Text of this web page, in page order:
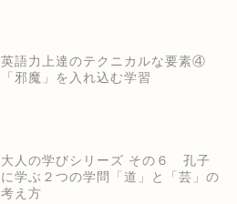
英語力上達のテクニカルな要素④
「邪魔」を入れ込む学習
大人の学びシリーズ その６ 孔子
に学ぶ２つの学問「道」と「芸」の
考え方